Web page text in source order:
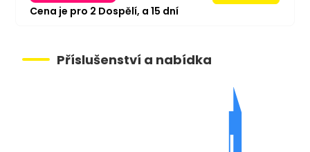
Cena je pro 2 Dospělí, a 15 dní
Příslušenství a nabídka